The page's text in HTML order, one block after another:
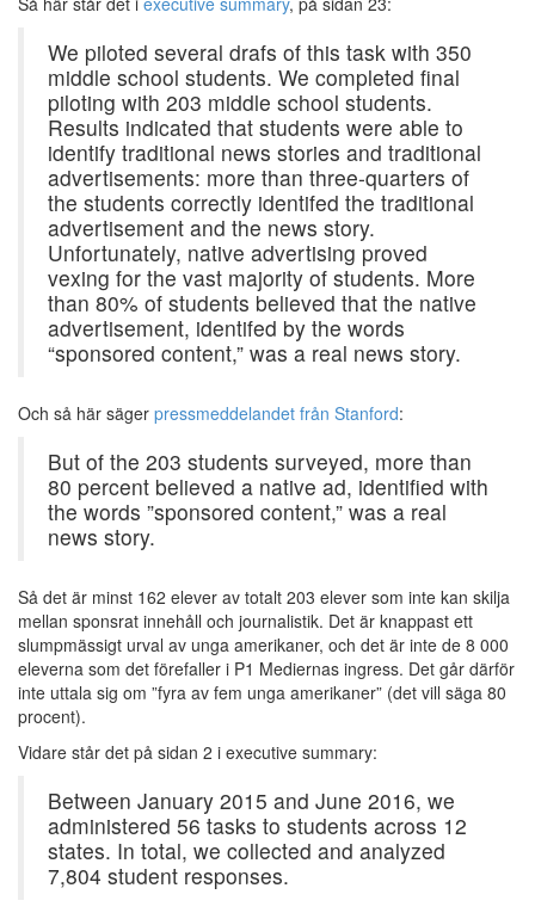
We piloted several drafs of this task with 350
middle school students. We completed final
piloting with 203 middle school students.
Results indicated that students were able to
identify traditional news stories and traditional
advertisements: more than three-quarters of
the students correctly identifed the traditional
advertisement and the news story.
Unfortunately, native advertising proved
vexing for the vast majority of students. More
than 80% of students believed that the native
advertisement, identifed by the words
“sponsored content,” was a real news story.
Och så här säger pressmeddelandet från Stanford:
But of the 203 students surveyed, more than
80 percent believed a native ad, identified with
the words ”sponsored content,” was a real
news story.
Så det är minst 162 elever av totalt 203 elever som inte kan skilja
mellan sponsrat innehåll och journalistik. Det är knappast ett
slumpmässigt urval av unga amerikaner, och det är inte de 8 000
eleverna som det förefaller i P1 Mediernas ingress. Det går därför
inte uttala sig om ”fyra av fem unga amerikaner” (det vill säga 80
procent).
Vidare står det på sidan 2 i executive summary:
Between January 2015 and June 2016, we
administered 56 tasks to students across 12
states. In total, we collected and analyzed
7,804 student responses.